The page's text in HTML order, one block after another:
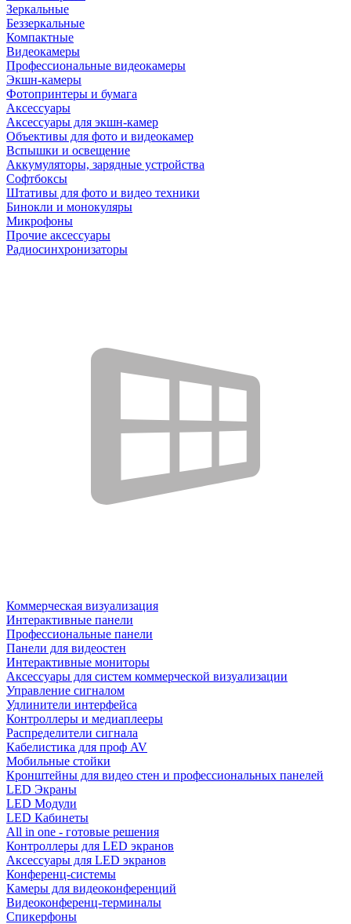
Зеркальные
Беззеркальные
Компактные
Видеокамеры
Профессиональные видеокамеры
Экшн-камеры
Фотопринтеры и бумага
Аксессуары
Аксессуары для экшн-камер
Объективы для фото и видеокамер
Вспышки и освещение
Аккумуляторы, зарядные устройства
Софтбоксы
Штативы для фото и видео техники
Бинокли и монокуляры
Микрофоны
Прочие аксессуары
Радиосинхронизаторы
Коммерческая визуализация
Интерактивные панели
Профессиональные панели
Панели для видеостен
Интерактивные мониторы
Аксессуары для систем коммерческой визуализации
Управление сигналом
Удлинители интерфейса
Контроллеры и медиаплееры
Распределители сигнала
Кабелистика для проф AV
Мобильные стойки
Кронштейны для видео стен и профессиональных панелей
LED Экраны
LED Модули
LED Кабинеты
All in one - готовые решения
Контроллеры для LED экранов
Аксессуары для LED экранов
Конференц-системы
Камеры для видеоконференций
Видеоконференц-терминалы
Спикерфоны